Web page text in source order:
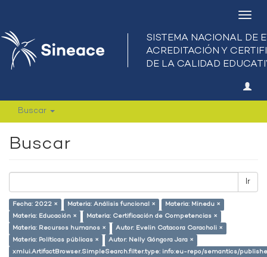
Buscar
Buscar
Ir
Fecha: 2022 × Materia: Análisis funcional ×
Materia: Minedu ×
Materia: Educación ×
Materia: Certificación de Competencias ×
Materia: Recursos humanos ×
Autor: Evelin Catacora Caracholi ×
Materia: Políticas públicas ×
Autor: Nelly Góngora Jara ×
xmlui.ArtifactBrowser.SimpleSearch.filter.type: info:eu-repo/semantics/